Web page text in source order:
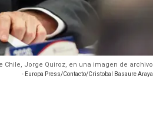
Chile, Jorge Quiroz, en una imagen de archivo
- Europa Press/Contacto/Cristobal Basaure Araya